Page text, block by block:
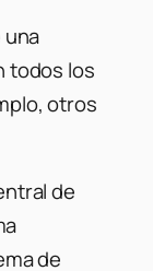
todos los
otros
de
de